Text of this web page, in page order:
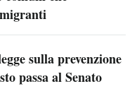
sulla prevenzione
passa al Senato